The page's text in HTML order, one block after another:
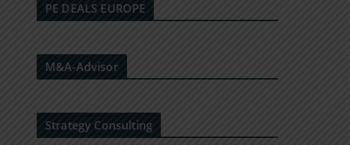
PE DEALS EUROPE
M&A-Advisor
Strategy Consulting